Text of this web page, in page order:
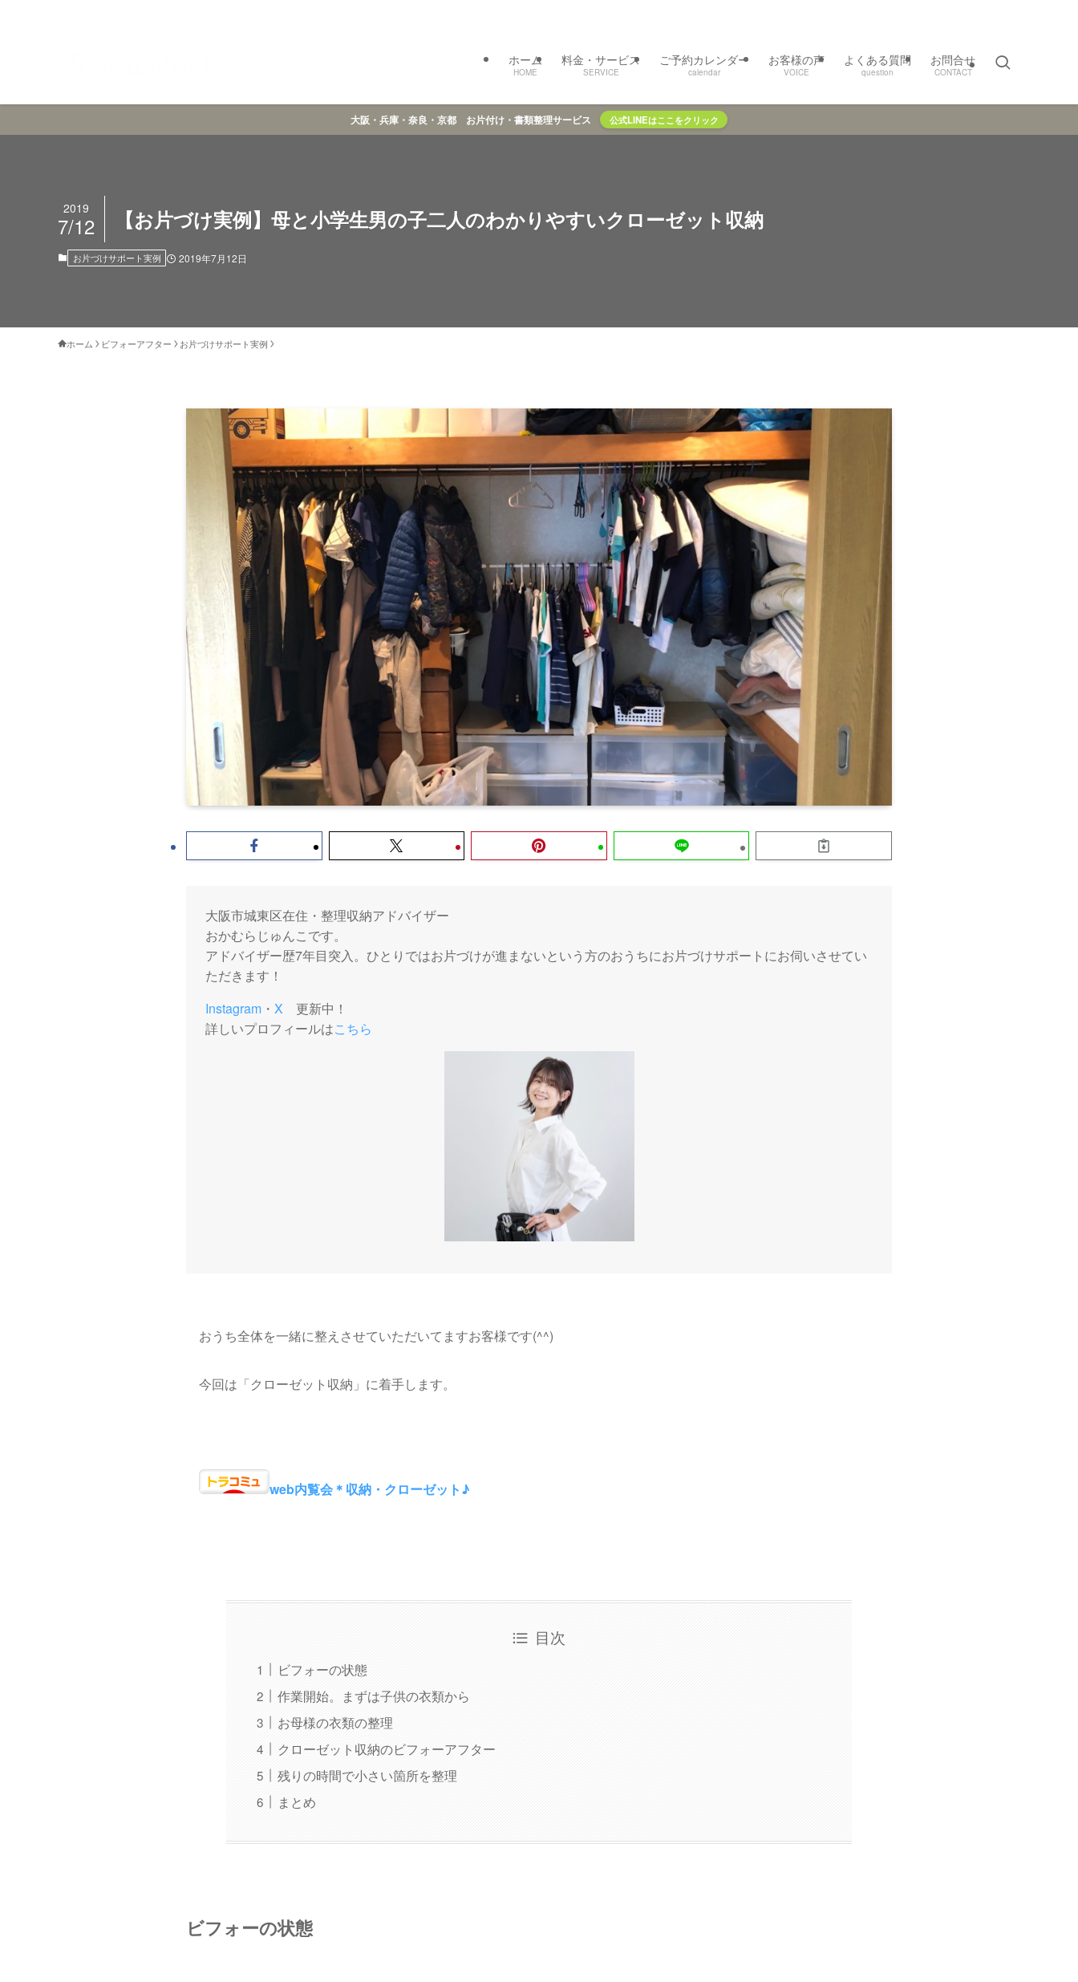
ホーム
HOME
料金・サービス
SERVICE
ご予約カレンダー
calendar
お客様の声
VOICE
よくある質問
question
お問合せ
CONTACT
大阪・兵庫・奈良・京都 お片付け・書類整理サービス 公式LINEはここをクリック
【お片づけ実例】母と小学生男の子二人のわかりやすいクローゼット収納
2019
7/12
お片づけサポート実例 2019年7月12日
ホーム ビフォーアフター お片づけサポート実例
大阪市城東区在住・整理収納アドバイザー
おかむらじゅんこです。
アドバイザー歴7年目突入。ひとりではお片づけが進まないという方のおうちにお片づけサポートにお伺いさせてい
ただきます！
Instagram ・ X 更新中！
詳しいプロフィールはこちら
おうち全体を一緒に整えさせていただいてますお客様です(^^)
今回は「クローゼット収納」に着手します。
web内覧会＊収納・クローゼット♪
目次
ビフォーの状態
作業開始。まずは子供の衣類から
お母様の衣類の整理
クローゼット収納のビフォーアフター
残りの時間で小さい箇所を整理
まとめ
ビフォーの状態